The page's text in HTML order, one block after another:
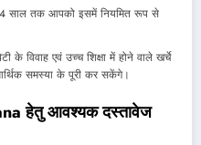
साल तक आपको इसमें नियमित रूप से
के विवाह एवं उच्च शिक्षा में होने वाले खर्चे
समस्या के पूरी कर सकेंगे।
हेतु आवश्यक दस्तावेज